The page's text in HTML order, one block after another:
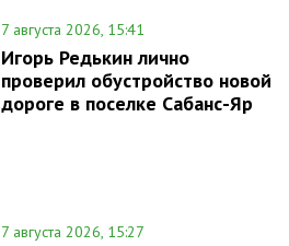
7 августа 2026, 15:41
Игорь Редькин лично
проверил обустройство новой
дороге в поселке Сабанс-Яр
7 августа 2026, 15:27